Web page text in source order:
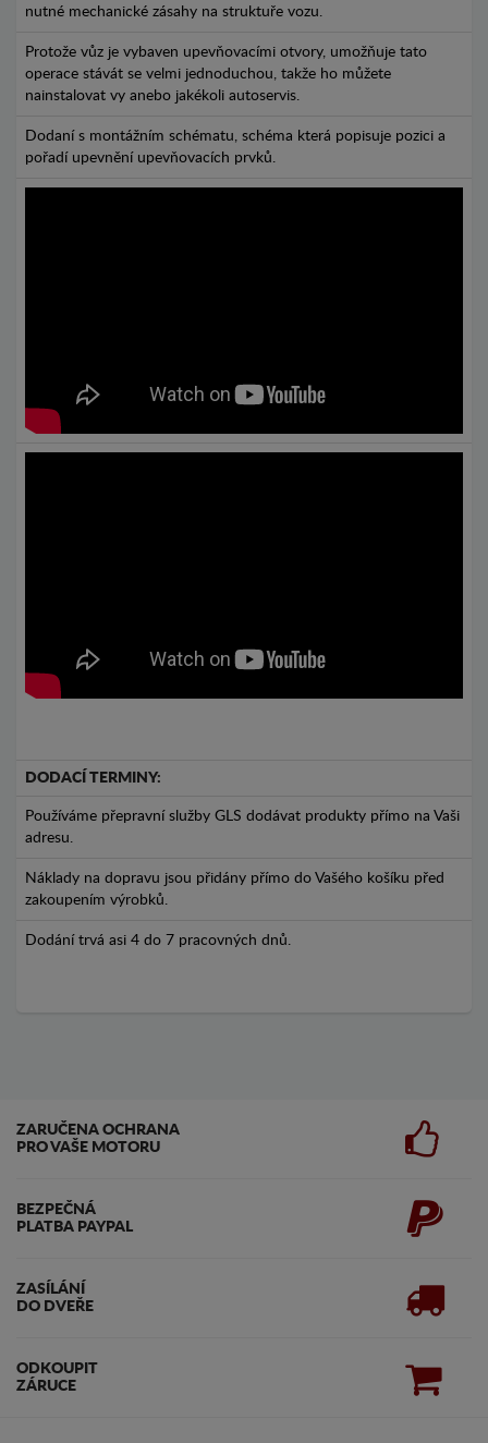
nutné mechanické zásahy na struktuře vozu.
Protože vůz je vybaven upevňovacími otvory, umožňuje tato
operace stávát se velmi jednoduchou, takže ho můžete
nainstalovat vy anebo jakékoli autoservis.
Dodaní s montážním schématu, schéma která popisuje pozici a
pořadí upevnění upevňovacích prvků.
DODACÍ TERMINY:
Používáme přepravní služby GLS dodávat produkty přímo na Vaši
adresu.
Náklady na dopravu jsou přidány přímo do Vašého košíku před
zakoupením výrobků.
Dodání trvá asi 4 do 7 pracovných dnů.
ZARUČENA OCHRANA
PRO VAŠE MOTORU
BEZPEČNÁ
PLATBA PAYPAL
ZASÍLÁNÍ
DO DVEŘE
ODKOUPIT
ZÁRUCE